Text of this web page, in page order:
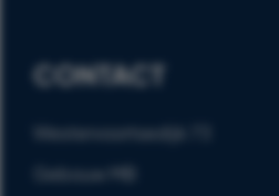
CONTACT
Westervoortsedijk 73
Gebouw MB